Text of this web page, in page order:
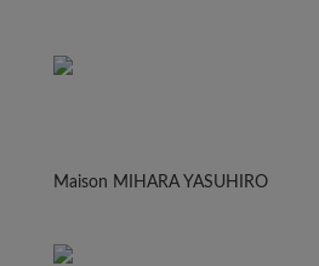
Maison MIHARA YASUHIRO